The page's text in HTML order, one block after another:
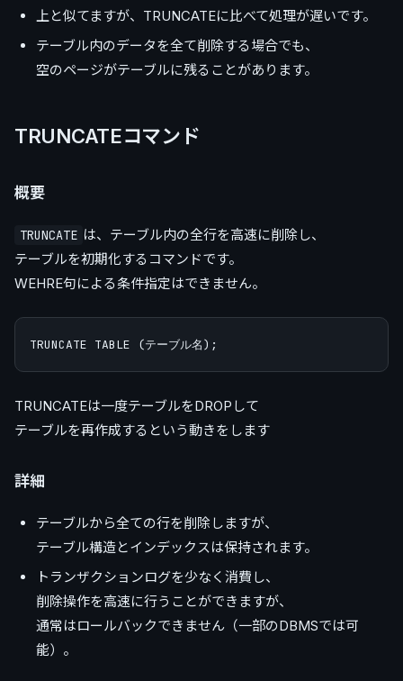
上と似てますが、TRUNCATEに比べて処理が遅いです。
テーブル内のデータを全て削除する場合でも、
空のページがテーブルに残ることがあります。
TRUNCATEコマンド
概要
TRUNCATE は、テーブル内の全行を高速に削除し、
テーブルを初期化するコマンドです。
WEHRE句による条件指定はできません。
TRUNCATEは一度テーブルをDROPして
テーブルを再作成するという動きをします
詳細
テーブルから全ての行を削除しますが、
テーブル構造とインデックスは保持されます。
トランザクションログを少なく消費し、
削除操作を高速に行うことができますが、
通常はロールバックできません（一部のDBMSでは可
能）。